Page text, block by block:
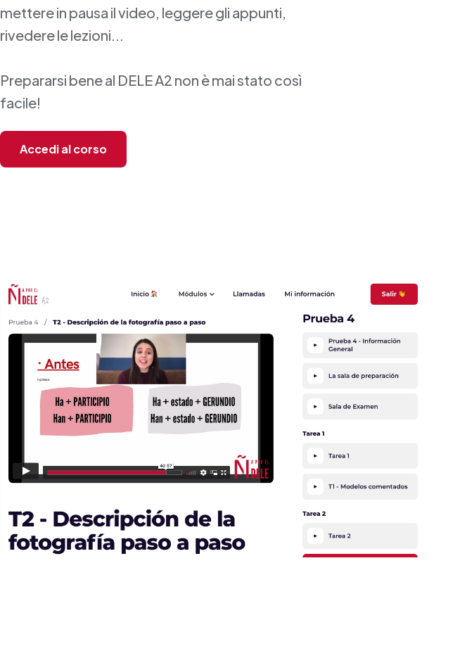
mettere in pausa il video, leggere gli appunti,
rivedere le lezioni...
Prepararsi bene al DELE A2 non è mai stato così
facile!
Accedi al corso